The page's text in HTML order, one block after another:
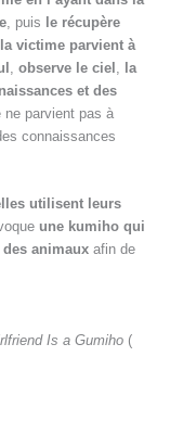
, puis le récupère
victime parvient à
observe le ciel
la
et des
ne parvient pas à
connaissances
utilisent leurs
une kumiho qui
des animaux afin de
Is a Gumiho (